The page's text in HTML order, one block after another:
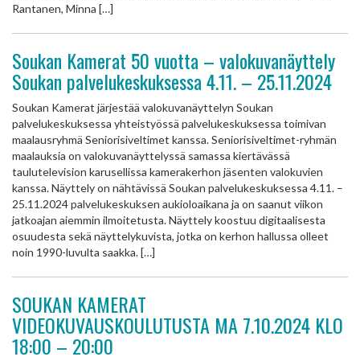
Rantanen, Minna […]
Soukan Kamerat 50 vuotta – valokuvanäyttely
Soukan palvelukeskuksessa 4.11. – 25.11.2024
Soukan Kamerat järjestää valokuvanäyttelyn Soukan
palvelukeskuksessa yhteistyössä palvelukeskuksessa toimivan
maalausryhmä Seniorisiveltimet kanssa. Seniorisiveltimet-ryhmän
maalauksia on valokuvanäyttelyssä samassa kiertävässä
taulutelevision karusellissa kamerakerhon jäsenten valokuvien
kanssa. Näyttely on nähtävissä Soukan palvelukeskuksessa 4.11. –
25.11.2024 palvelukeskuksen aukioloaikana ja on saanut viikon
jatkoajan aiemmin ilmoitetusta. Näyttely koostuu digitaalisesta
osuudesta sekä näyttelykuvista, jotka on kerhon hallussa olleet
noin 1990-luvulta saakka. […]
SOUKAN KAMERAT
VIDEOKUVAUSKOULUTUSTA MA 7.10.2024 KLO
18:00 – 20:00